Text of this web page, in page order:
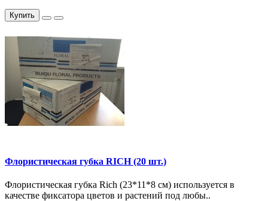
Купить
Флористическая губка RICH (20 шт.)
Флористическая губка Rich (23*11*8 см) используется в
качестве фиксатора цветов и растений под любы..